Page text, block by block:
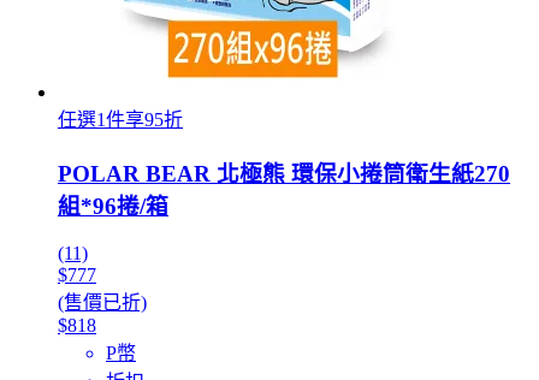
任選1件享95折
POLAR BEAR 北極熊 環保小捲筒衛生紙270
組*96捲/箱
(11)
$777
(售價已折)
$818
P幣